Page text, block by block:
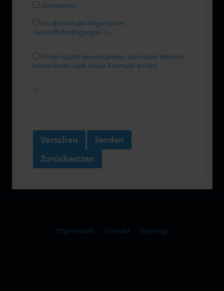
Abonnieren
Ich stimme den Allgemeinen
Geschäftsbedingungen zu.
Ich bin damit einverstanden, dass diese Website
meine Daten über dieses Formular erhebt.
Vorschau
Senden
Zurücksetzen
Impressum Kontakt Sitemap